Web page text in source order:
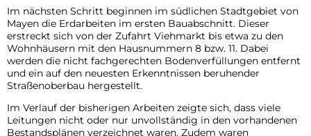
Vollsperrung der Straße Gerberstraße vom
Sperrung Stehbach
Vollsperrung im Zuge der Umgestaltung
Abfuhrtermine 2025 für Fäkalschlamm aus
Im nächsten Schritt beginnen im südlichen Stadtgebiet von
Mayen die Erdarbeiten im ersten Bauabschnitt. Dieser
erstreckt sich von der Zufahrt Viehmarkt bis etwa zu den
Wohnhäusern mit den Hausnummern 8 bzw. 11. Dabei
werden die nicht fachgerechten Bodenverfüllungen entfernt
und ein auf den neuesten Erkenntnissen beruhender
Straßenoberbau hergestellt.
Im Verlauf der bisherigen Arbeiten zeigte sich, dass viele
Leitungen nicht oder nur unvollständig in den vorhandenen
Bestandsplänen verzeichnet waren. Zudem waren